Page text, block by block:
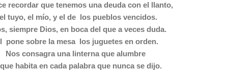
recordar que tenemos una deuda con el llanto,
tuyo, el mío, y el de los pueblos vencidos.
siempre Dios, en boca del que a veces duda.
pone sobre la mesa los juguetes en orden.
Nos consagra una linterna que alumbre
habita en cada palabra que nunca se dijo.